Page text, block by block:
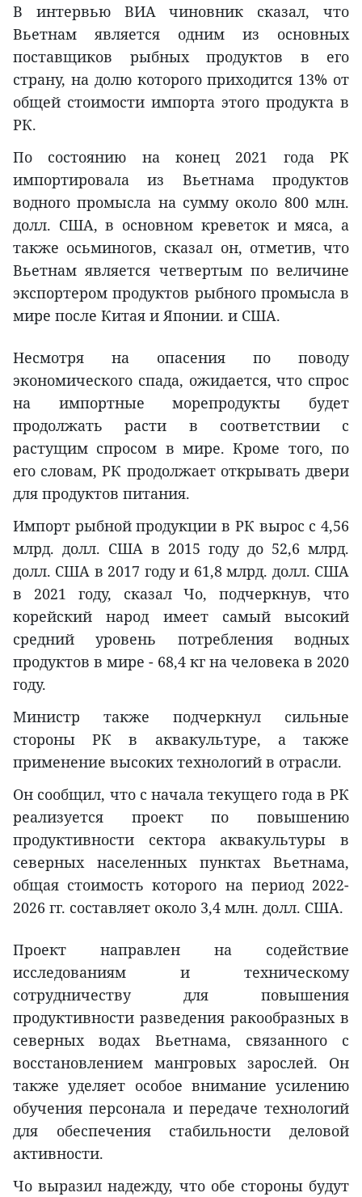
В интервью ВИА чиновник сказал, что
Вьетнам является одним из основных
поставщиков рыбных продуктов в его
страну, на долю которого приходится 13% от
общей стоимости импорта этого продукта в
РК.
По состоянию на конец 2021 года РК
импортировала из Вьетнама продуктов
водного промысла на сумму около 800 млн.
долл. США, в основном креветок и мяса, а
также осьминогов, сказал он, отметив, что
Вьетнам является четвертым по величине
экспортером продуктов рыбного промысла в
мире после Китая и Японии. и США.
Несмотря на опасения по поводу
экономического спада, ожидается, что спрос
на импортные морепродукты будет
продолжать расти в соответствии с
растущим спросом в мире. Кроме того, по
его словам, РК продолжает открывать двери
для продуктов питания.
Импорт рыбной продукции в РК вырос с 4,56
млрд. долл. США в 2015 году до 52,6 млрд.
долл. США в 2017 году и 61,8 млрд. долл. США
в 2021 году, сказал Чо, подчеркнув, что
корейский народ имеет самый высокий
средний уровень потребления водных
продуктов в мире - 68,4 кг на человека в 2020
году.
Министр также подчеркнул сильные
стороны РК в аквакультуре, а также
применение высоких технологий в отрасли.
Он сообщил, что с начала текущего года в РК
реализуется проект по повышению
продуктивности сектора аквакультуры в
северных населенных пунктах Вьетнама,
общая стоимость которого на период 2022-
2026 гг. составляет около 3,4 млн. долл. США.
Проект направлен на содействие
исследованиям и техническому
сотрудничеству для повышения
продуктивности разведения ракообразных в
северных водах Вьетнама, связанного с
восстановлением мангровых зарослей. Он
также уделяет особое внимание усилению
обучения персонала и передаче технологий
для обеспечения стабильности деловой
активности.
Чо выразил надежду, что обе стороны будут